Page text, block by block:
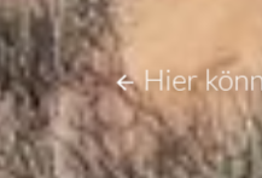
Hier